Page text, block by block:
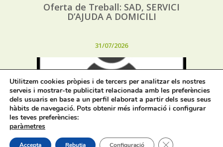
Oferta de Treball: SAD, SERVICI
D’AJUDA A DOMICILI
31/07/2026
Procés selectiu 1 plaça tècnic/a de
joventut – torn lliure – oposició
Utilitzem cookies pròpies i de tercers per analitzar els nostres
serveis i mostrar-te publicitat relacionada amb les preferències
dels usuaris en base a un perfil elaborat a partir dels seus seus
hàbits de navegació. Pots obtenir més informació i configurar
les teves preferències:
paràmetres
Accepta Rebutja Configuració Tanca el bàner de